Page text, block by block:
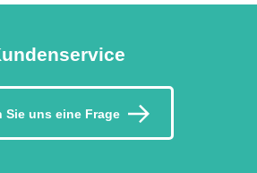
Sie uns eine Frage